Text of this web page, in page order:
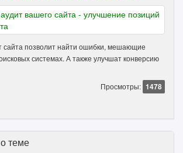
сайта позволит найти ошибки, мешающие
системах. А также улучшат конверсию
Просмотры: 1478
теме